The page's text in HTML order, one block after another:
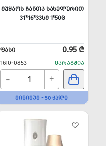
ᲛᲣᲧᲐᲝᲡ ᲩᲐᲜᲗᲐ ᲡᲐᲮᲔᲚᲣᲠᲘᲗ
31*16*33ᲡᲛ 1*50Ც
ᲤᲐᲡᲘ 0.95 ₾
1610-0853 ᲛᲐᲠᲐᲒᲨᲘᲐ
- +
ᲛᲘᲜᲘᲛᲣᲛ - 50 ᲪᲐᲚᲘ